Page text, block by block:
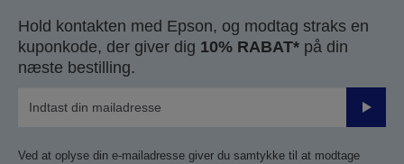
Hold kontakten med Epson, og modtag straks en
kuponkode, der giver dig 10% RABAT* på din
næste bestilling.
Send
Ved at oplyse din e-mailadresse giver du samtykke til at modtage